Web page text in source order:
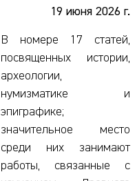
19 июня 2026 г.
В номере 17 статей,
посвященных истории,
археологии,
нумизматике и
эпиграфике;
значительное место
среди них занимают
работы, связанные с